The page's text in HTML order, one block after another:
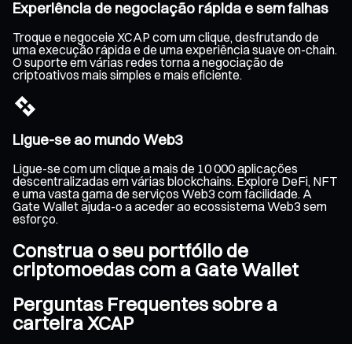
Experiência de negociação rápida e sem falhas
Troque e negoceie XCAP com um clique, desfrutando de
uma execução rápida e de uma experiência suave on-chain.
O suporte em várias redes torna a negociação de
criptoativos mais simples e mais eficiente.
Ligue-se ao mundo Web3
Ligue-se com um clique a mais de 10 000 aplicações
descentralizadas em várias blockchains. Explore DeFi, NFT
e uma vasta gama de serviços Web3 com facilidade. A
Gate Wallet ajuda-o a aceder ao ecossistema Web3 sem
esforço.
Construa o seu portfólio de
criptomoedas com a Gate Wallet
Perguntas Frequentes sobre a
carteira XCAP